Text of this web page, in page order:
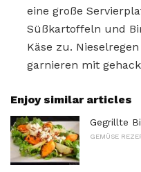
eine große
Süßkartoffeln und
Käse zu.
garnieren mit
Enjoy similar articles
Gegrillte
GEMÜSE